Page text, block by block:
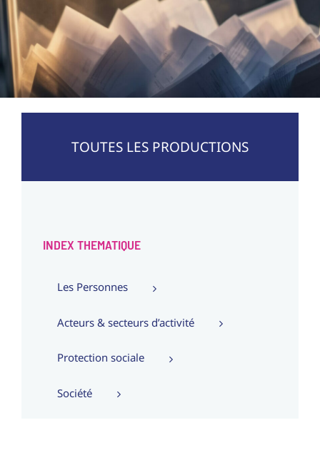
TOUTES LES PRODUCTIONS
INDEX THEMATIQUE
Les Personnes
Acteurs & secteurs d’activité
Protection sociale
Société